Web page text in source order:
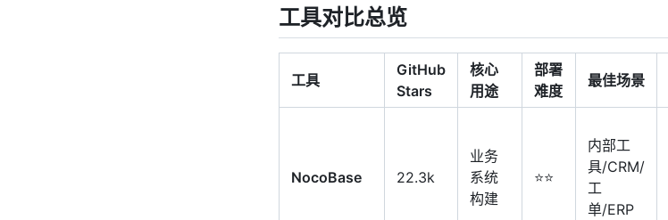
工具对比总览
工具
GitHub
Stars
核心
用途
部署
难度
最佳场景
NocoBase 22.3k
业务
系统
构建
⭐⭐
内部工
具/CRM/
工
单/ERP